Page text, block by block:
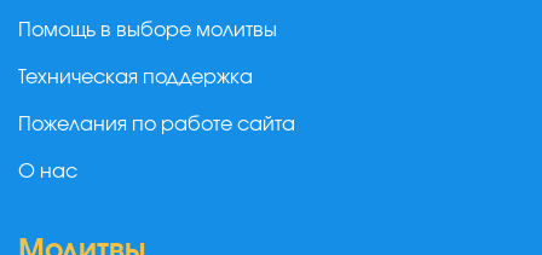
Помощь в выборе молитвы
Техническая поддержка
Пожелания по работе сайта
О нас